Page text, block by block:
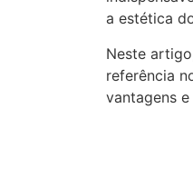
a estética
Neste
referência
vantagens